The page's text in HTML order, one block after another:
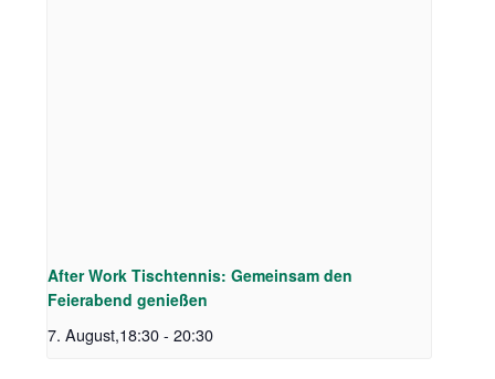
After Work Tischtennis: Gemeinsam den
Feierabend genießen
7. August,18:30 - 20:30